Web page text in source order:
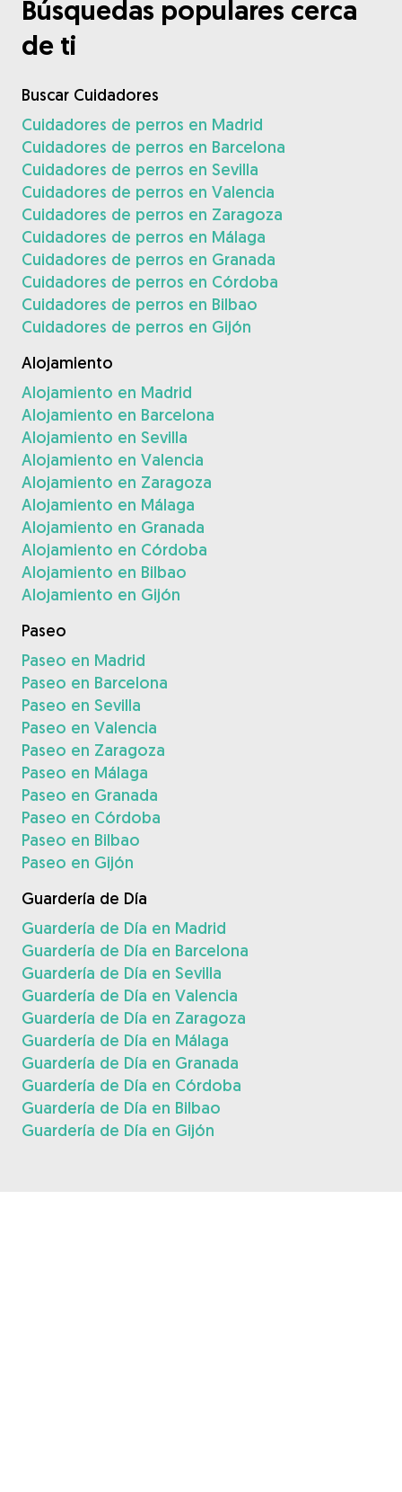
Búsquedas populares cerca
de ti
Buscar Cuidadores
Cuidadores de perros en Madrid
Cuidadores de perros en Barcelona
Cuidadores de perros en Sevilla
Cuidadores de perros en Valencia
Cuidadores de perros en Zaragoza
Cuidadores de perros en Málaga
Cuidadores de perros en Granada
Cuidadores de perros en Córdoba
Cuidadores de perros en Bilbao
Cuidadores de perros en Gijón
Alojamiento
Alojamiento en Madrid
Alojamiento en Barcelona
Alojamiento en Sevilla
Alojamiento en Valencia
Alojamiento en Zaragoza
Alojamiento en Málaga
Alojamiento en Granada
Alojamiento en Córdoba
Alojamiento en Bilbao
Alojamiento en Gijón
Paseo
Paseo en Madrid
Paseo en Barcelona
Paseo en Sevilla
Paseo en Valencia
Paseo en Zaragoza
Paseo en Málaga
Paseo en Granada
Paseo en Córdoba
Paseo en Bilbao
Paseo en Gijón
Guardería de Día
Guardería de Día en Madrid
Guardería de Día en Barcelona
Guardería de Día en Sevilla
Guardería de Día en Valencia
Guardería de Día en Zaragoza
Guardería de Día en Málaga
Guardería de Día en Granada
Guardería de Día en Córdoba
Guardería de Día en Bilbao
Guardería de Día en Gijón